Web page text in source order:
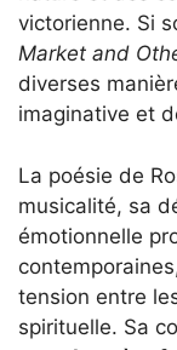
victorienne. Si
Market and
diverses
imaginative et
La poésie de
musicalité, sa
émotionnelle
tension entre
spirituelle. Sa